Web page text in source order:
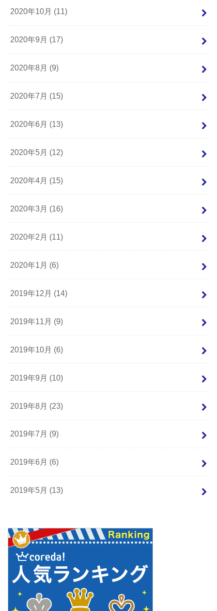
2020年10月 (11)
2020年9月 (17)
2020年8月 (9)
2020年7月 (15)
2020年6月 (13)
2020年5月 (12)
2020年4月 (15)
2020年3月 (16)
2020年2月 (11)
2020年1月 (6)
2019年12月 (14)
2019年11月 (9)
2019年10月 (6)
2019年9月 (10)
2019年8月 (23)
2019年7月 (9)
2019年6月 (6)
2019年5月 (13)